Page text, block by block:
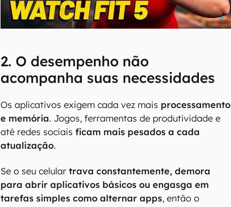
00:00/04:51
2. O desempenho não
acompanha suas necessidades
Os aplicativos exigem cada vez mais processamento
e memória. Jogos, ferramentas de produtividade e
até redes sociaisficam mais pesados a cada
atualização.
Se o seu celulartrava constantemente, demora
para abrir aplicativos básicos ou engasga em
tarefas simples como alternar apps, então o